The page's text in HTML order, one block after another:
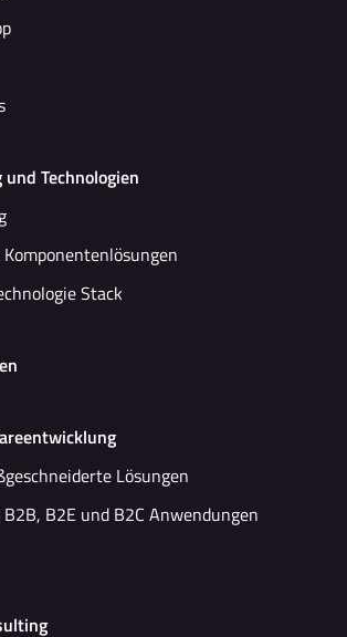
Technologien
Stack
Lösungen
B2E und B2C Anwendungen